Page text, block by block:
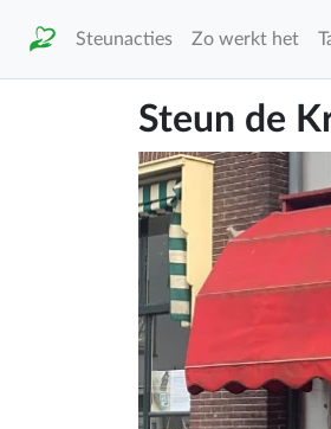
Steunacties Zo werkt het
Steun de